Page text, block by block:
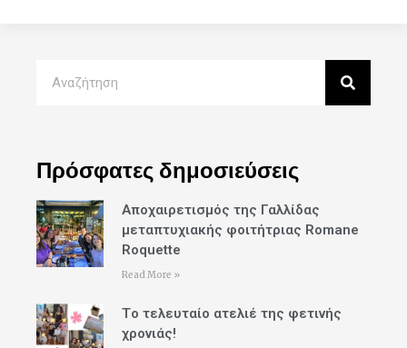
Πρόσφατες δημοσιεύσεις
Αποχαιρετισμός της Γαλλίδας
μεταπτυχιακής φοιτήτριας Romane
Roquette
Read More »
Tο τελευταίο ατελιέ της φετινής
χρονιάς!